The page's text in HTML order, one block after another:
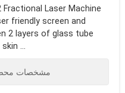
Fractional Laser Machine
friendly screen and
2 layers of glass tube
...
مشخصات